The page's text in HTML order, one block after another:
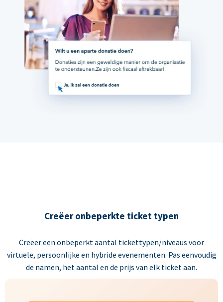
Creëer onbeperkte ticket typen
Creëer een onbeperkt aantal tickettypen/niveaus voor
virtuele, persoonlijke en hybride evenementen. Pas eenvoudig
de namen, het aantal en de prijs van elk ticket aan.